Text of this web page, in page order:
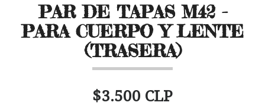
PAR DE TAPAS M42 -
PARA CUERPO Y LENTE
(TRASERA)
$3.500 CLP